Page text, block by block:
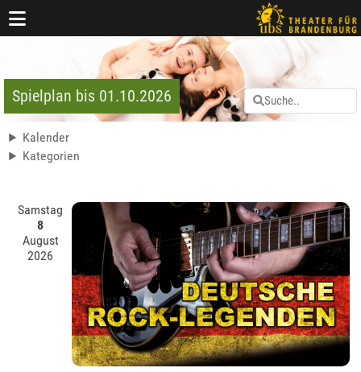
Spielplan bis 01.10.2026
Kalender
Kategorien
Samstag
8
August
2026